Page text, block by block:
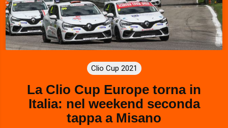
Clio Cup 2021
La Clio Cup Europe torna in
Italia: nel weekend seconda
tappa a Misano